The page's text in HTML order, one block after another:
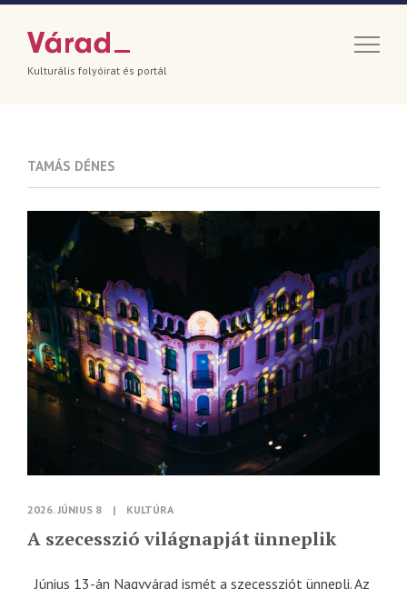
Kulturális folyóirat és portál
TAMÁS DÉNES
2026. JÚNIUS 8 | KULTÚRA
A szecesszió világnapját ünneplik
Június 13-án Nagyvárad ismét a szecessziót ünnepli. Az